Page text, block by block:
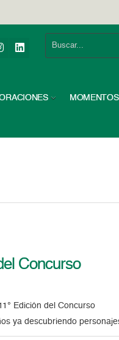
Concurso
Edición del Concurso
ya descubriendo